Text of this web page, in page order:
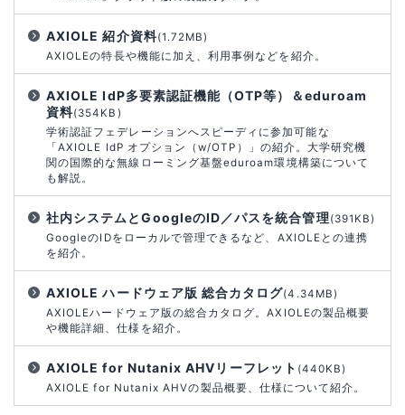
AXIOLE 紹介資料(1.72MB)
AXIOLEの特長や機能に加え、利用事例などを紹介。
AXIOLE IdP多要素認証機能（OTP等）＆eduroam
資料(354KB)
学術認証フェデレーションへスピーディに参加可能な
「AXIOLE IdP オプション（w/OTP）」の紹介。大学研究機
関の国際的な無線ローミング基盤eduroam環境構築について
も解説。
社内システムとGoogleのID／パスを統合管理(391KB)
GoogleのIDをローカルで管理できるなど、AXIOLEとの連携
を紹介。
AXIOLE ハードウェア版 総合カタログ(4.34MB)
AXIOLEハードウェア版の総合カタログ。AXIOLEの製品概要
や機能詳細、仕様を紹介。
AXIOLE for Nutanix AHVリーフレット (440KB)
AXIOLE for Nutanix AHVの製品概要、仕様について紹介。